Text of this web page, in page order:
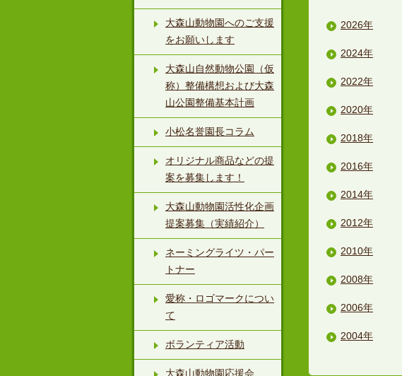
2026年
2024年
2022年
2020年
2018年
2016年
2014年
2012年
2010年
2008年
2006年
2004年
大森山動物園へのご支援
をお願いします
大森山自然動物公園（仮
称）整備構想および大森
山公園整備基本計画
小松名誉園長コラム
オリジナル商品などの提
案を募集します！
大森山動物園活性化企画
提案募集（実績紹介）
ネーミングライツ・パー
トナー
愛称・ロゴマークについ
て
ボランティア活動
大森山動物園応援会